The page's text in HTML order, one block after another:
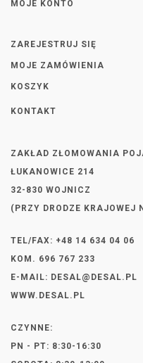
MOJE KONTO
ZAREJESTRUJ SIĘ
MOJE ZAMÓWIENIA
KOSZYK
KONTAKT
ZAKŁAD ZŁOMOWANIA
ŁUKANOWICE 214
32-830 WOJNICZ
(PRZY DRODZE KRAJOWEJ
TEL/FAX: +48 14 634 04 06
KOM. 696 767 233
E-MAIL: DESAL@DESAL.PL
WWW.DESAL.PL
CZYNNE:
PN - PT: 8:30-16:30